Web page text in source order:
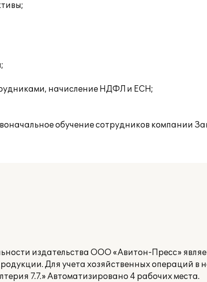
начисление НДФЛ и ЕСН;
обучение сотрудников компании
издательства ООО «Авитон-Пресс»
Для учета хозяйственных операций в
7.7.» Автоматизировано 4 рабочих места.